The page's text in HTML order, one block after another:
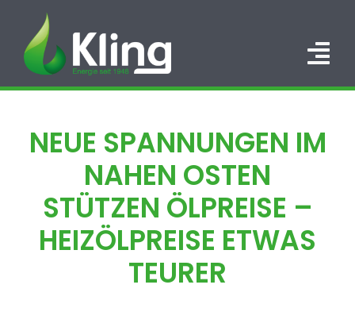
springen
PORTFOLIO
ÜBER UNS
KARRIERE
NEUE SPANNUNGEN IM
NAHEN OSTEN
STÜTZEN ÖLPREISE –
HEIZÖLPREISE ETWAS
TEURER